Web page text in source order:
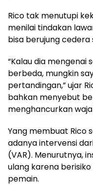
Rico tak menutupi
menilai tindakan
bisa berujung cedera
“Kalau dia mengenai
berbeda, mungkin
pertandingan,” ujar
bahkan menyebut
menghancurkan
Yang membuat Rico
adanya intervensi
(VAR). Menurutnya,
ulang karena
pemain.